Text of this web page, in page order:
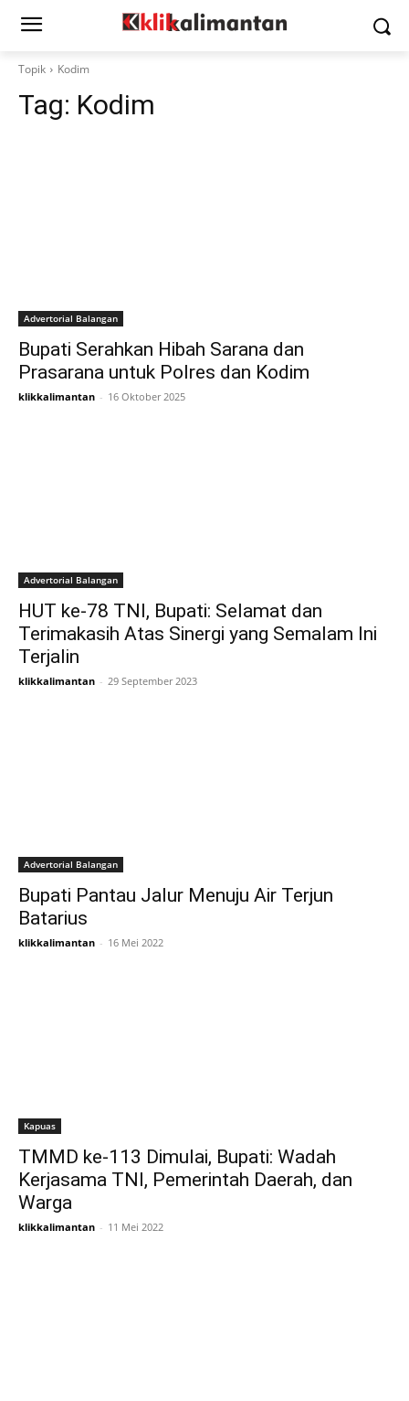
Topik Kodim
Tag: Kodim
Advertorial Balangan
Bupati Serahkan Hibah Sarana dan
Prasarana untuk Polres dan Kodim
klikkalimantan - 16 Oktober 2025
Advertorial Balangan
HUT ke-78 TNI, Bupati: Selamat dan
Terimakasih Atas Sinergi yang Semalam Ini
Terjalin
klikkalimantan - 29 September 2023
Advertorial Balangan
Bupati Pantau Jalur Menuju Air Terjun
Batarius
klikkalimantan - 16 Mei 2022
Kapuas
TMMD ke-113 Dimulai, Bupati: Wadah
Kerjasama TNI, Pemerintah Daerah, dan
Warga
klikkalimantan - 11 Mei 2022